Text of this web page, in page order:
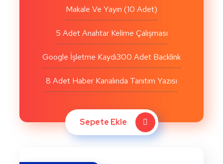
Makale Ve Yayın (10 Adet)
5 Adet Anahtar Kelime Çalışması
Google İşletme Kaydı300 Adet Backlink
8 Adet Haber Kanalında Tanıtım Yazısı
Sepete Ekle